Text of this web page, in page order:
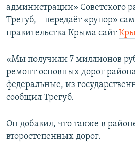
ПРОПАВШИЕ БЕЗ ВЕСТИ
ПОБЕДИТЕЛЕЙ НЕ СУДЯТ?
УКРАИНСКАЯ ПРОБЛЕМА КРЫМА
ПРИСОЕДИНЯЙТЕСЬ!
Все сайты RFE/RL
администрации» Советского
Трегуб, – передаёт «рупор»
правительства Крыма сайт
«Мы получили 7 миллионов
ремонт основных дорог
федеральные, из
сообщил Трегуб.
Он добавил, что также в
второстепенных дорог.